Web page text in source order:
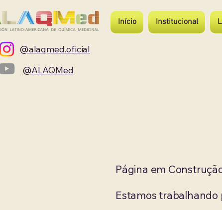
Início Institucional
@alaqmed.oficial
@ALAQMed
Página em
Estamos trabalhando